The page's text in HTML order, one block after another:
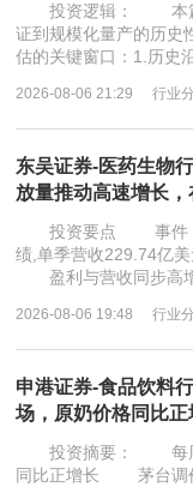
投资逻辑： 本篇报
证到规模化量产的历史
估的关键窗口：1.历史
2026-08-06 21:29 行业
东吴证券-医药生物
放量推动高速增长
投资要点 事件：
绩,单季营收229.74亿
盈利与营收同步高增
2026-08-06 19:48 行业
申港证券-食品饮料
场，原奶价格同比
投资摘要： 每周一
同比正增长 茅台调价